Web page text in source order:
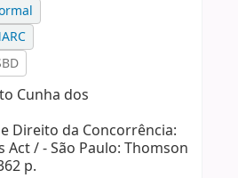
Cunha dos
Direito da Concorrência:
/ - São Paulo: Thomson
p.